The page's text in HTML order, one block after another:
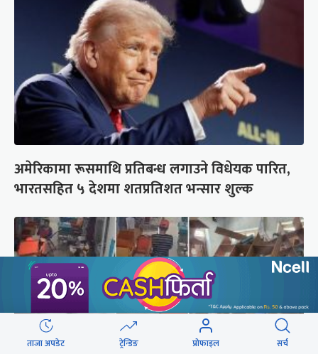
अमेरिकामा रूसमाथि प्रतिबन्ध लगाउने विधेयक पारित,
भारतसहित ५ देशमा शतप्रतिशत भन्सार शुल्क
ताजा अपडेट ट्रेन्डिङ प्रोफाइल सर्च